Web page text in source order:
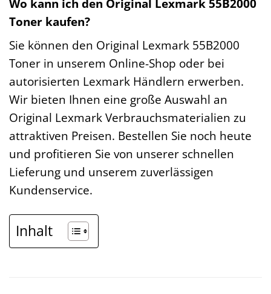
Toner kaufen?
Sie können den Original Lexmark 55B2000
Toner in unserem Online-Shop oder bei
autorisierten Lexmark Händlern erwerben.
Wir bieten Ihnen eine große Auswahl an
Original Lexmark Verbrauchsmaterialien zu
attraktiven Preisen. Bestellen Sie noch heute
und profitieren Sie von unserer schnellen
Lieferung und unserem zuverlässigen
Kundenservice.
Inhalt